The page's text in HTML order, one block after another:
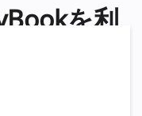
を利